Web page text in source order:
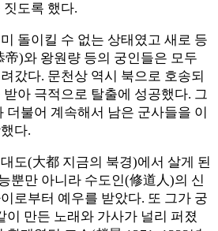
도록 했다.
돌이킬 수 없는 상태였고 새로 등
帝)와 왕원량 등의 궁인들은 모두
갔다. 문천상 역시 북으로 호송되
아 극적으로 탈출에 성공했다. 그
더불어 계속해서 남은 군사들을 이
다.
도(大都 지금의 북경)에서 살게 된
뿐만 아니라 수도인(修道人)의 신
로부터 예우를 받았다. 또 그가 궁
이 만든 노래와 가사가 널리 퍼졌